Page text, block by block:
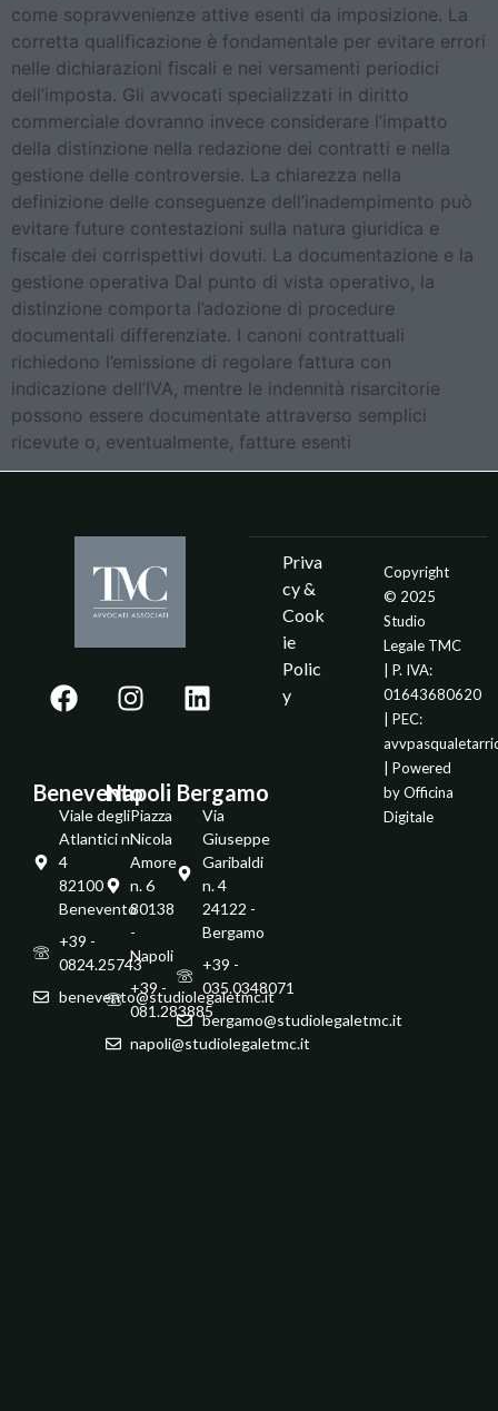
come sopravvenienze attive esenti da imposizione. La
corretta qualificazione è fondamentale per evitare errori
nelle dichiarazioni fiscali e nei versamenti periodici
dell’imposta. Gli avvocati specializzati in diritto
commerciale dovranno invece considerare l’impatto
della distinzione nella redazione dei contratti e nella
gestione delle controversie. La chiarezza nella
definizione delle conseguenze dell’inadempimento può
evitare future contestazioni sulla natura giuridica e
fiscale dei corrispettivi dovuti. La documentazione e la
gestione operativa Dal punto di vista operativo, la
distinzione comporta l’adozione di procedure
documentali differenziate. I canoni contrattuali
richiedono l’emissione di regolare fattura con
indicazione dell’IVA, mentre le indennità risarcitorie
possono essere documentate attraverso semplici
ricevute o, eventualmente, fatture esenti
Benevento
Viale degli
Atlantici n.
4
82100 -
Benevento
+39 -
0824.25743
benevento@studiolegaletmc.it
Napoli
Piazza
Nicola
Amore
n. 6
80138
-
Napoli
+39 -
081.283885
napoli@studiolegaletmc.it
Bergamo
Via
Giuseppe
Garibaldi
n. 4
24122 -
Bergamo
+39 -
035.0348071
bergamo@studiolegaletmc.it
Priva
cy &
Cook
ie
Polic
y
Copyright
© 2025
Studio
Legale TMC
| P. IVA:
01643680620
| PEC:
| Powered
byOfficina
Digitale